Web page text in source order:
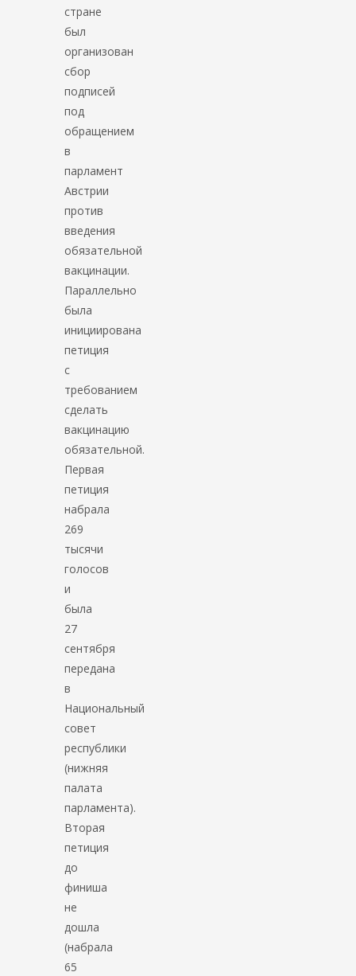
стране
был
организован
сбор
подписей
под
обращением
в
парламент
Австрии
против
введения
обязательной
вакцинации.
Параллельно
была
инициирована
петиция
с
требованием
сделать
вакцинацию
обязательной.
Первая
петиция
набрала
269
тысячи
голосов
и
была
27
сентября
передана
в
Национальный
совет
республики
(нижняя
палата
парламента).
Вторая
петиция
до
финиша
не
дошла
(набрала
65